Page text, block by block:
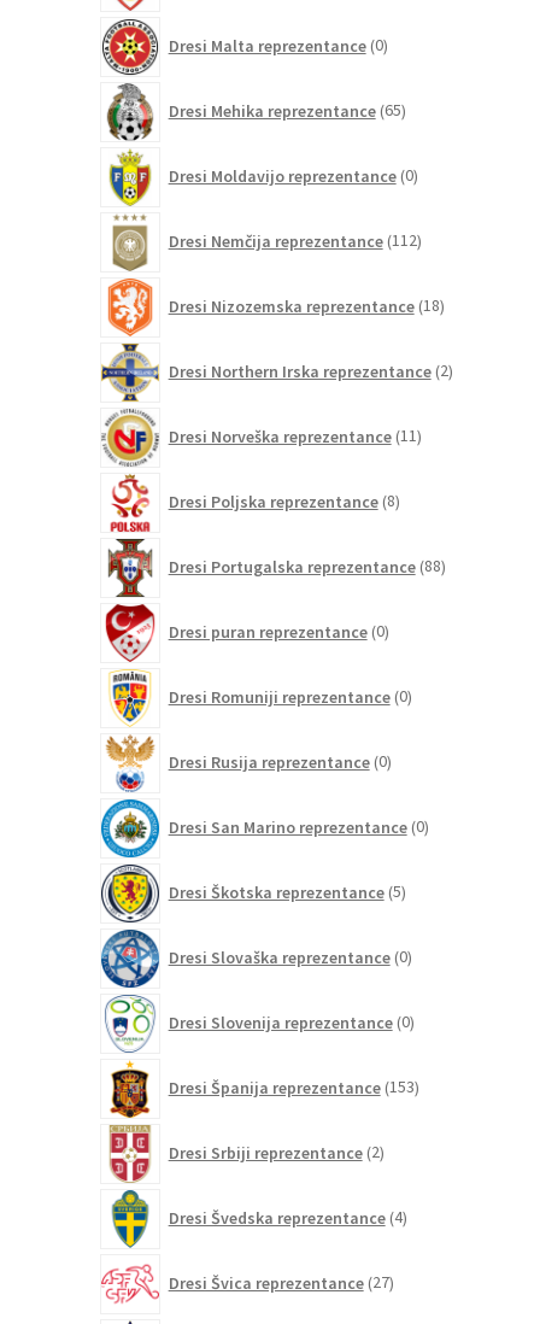
Dresi Malta reprezentance 0izdelkov
Dresi Mehika reprezentance 65izdelkov
Dresi Moldavijo reprezentance 0izdelkov
Dresi Nemčija reprezentance 112izdelkov
Dresi Nizozemska reprezentance 18izdelkov
Dresi Northern Irska reprezentance 2izdelka
Dresi Norveška reprezentance 11izdelkov
Dresi Poljska reprezentance 8izdelkov
Dresi Portugalska reprezentance 88izdelkov
Dresi puran reprezentance 0izdelkov
Dresi Romuniji reprezentance 0izdelkov
Dresi Rusija reprezentance 0izdelkov
Dresi San Marino reprezentance 0izdelkov
Dresi Škotska reprezentance 5izdelkov
Dresi Slovaška reprezentance 0izdelkov
Dresi Slovenija reprezentance 0izdelkov
Dresi Španija reprezentance 153izdelkov
Dresi Srbiji reprezentance 2izdelka
Dresi Švedska reprezentance 4izdelki
Dresi Švica reprezentance 27izdelkov